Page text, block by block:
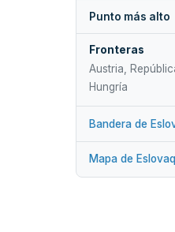
Punto más alto
Fronteras
Austria,
Hungría
Bandera de
Mapa de